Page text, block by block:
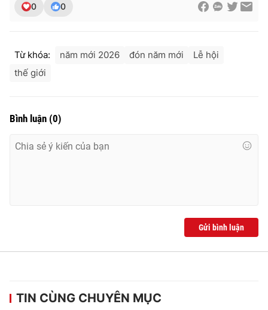
0 0
Từ khóa: năm mới 2026 đón năm mới
Lễ hội
thế giới
Bình luận (0)
Gửi bình luận
TIN CÙNG CHUYÊN MỤC